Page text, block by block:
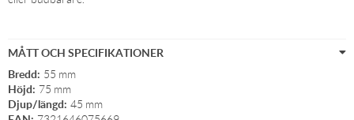
MÅTT OCH SPECIFIKATIONER
Bredd: 55 mm
Höjd: 75 mm
Djup/längd: 45 mm